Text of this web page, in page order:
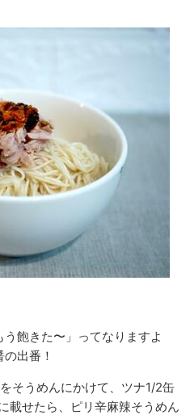
飽きた〜」ってなりますよ
出番！
そうめんにかけて、ツナ1/2缶
載せたら、ピリ辛麻辣そうめん